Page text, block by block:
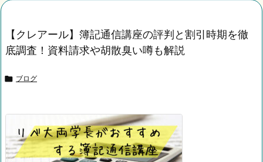
【クレアール】簿記通信講座の評判と割引時期を徹
底調査！資料請求や胡散臭い噂も解説
 ブログ